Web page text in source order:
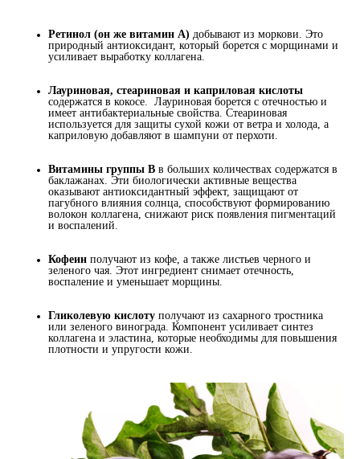
Ретинол (он же витамин А) добывают из моркови. Это
природный антиоксидант, который борется с морщинами и
усиливает выработку коллагена.
Лауриновая, стеариновая и каприловая кислоты
содержатся в кокосе. Лауриновая борется с отечностью и
имеет антибактериальные свойства. Стеариновая
используется для защиты сухой кожи от ветра и холода, а
каприловую добавляют в шампуни от перхоти.
Витамины группы В в больших количествах содержатся в
баклажанах. Эти биологически активные вещества
оказывают антиоксидантный эффект, защищают от
пагубного влияния солнца, способствуют формированию
волокон коллагена, снижают риск появления пигментаций
и воспалений.
Кофеин получают из кофе, а также листьев черного и
зеленого чая. Этот ингредиент снимает отечность,
воспаление и уменьшает морщины.
Гликолевую кислоту получают из сахарного тростника
или зеленого винограда. Компонент усиливает синтез
коллагена и эластина, которые необходимы для повышения
плотности и упругости кожи.